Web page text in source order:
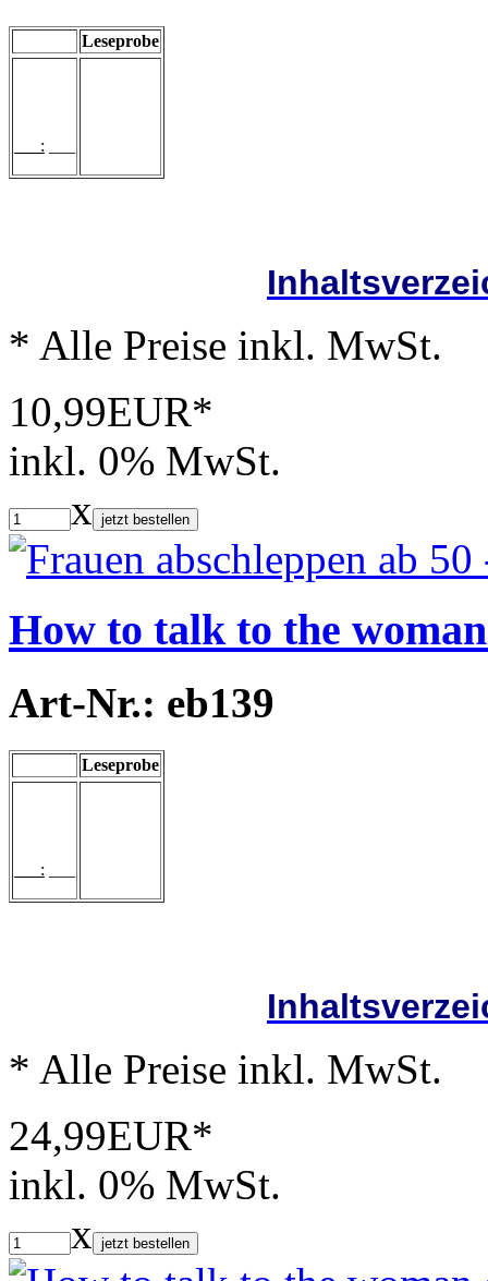
Leseprobe
___:
* Alle Preise inkl. MwSt.
10,99EUR*
inkl. 0% MwSt.
x jetzt bestellen
How to talk to the
Art-Nr.: eb139
Leseprobe
___:
* Alle Preise inkl. MwSt.
24,99EUR*
inkl. 0% MwSt.
x jetzt bestellen